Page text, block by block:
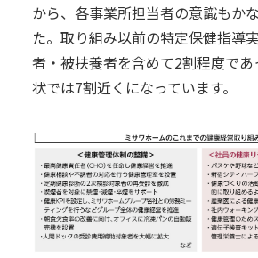
から、各事業所担当者の意識もか
た。取り組み以前の特定保健指導
者・被扶養者を含めて2割程度で
状では7割近くになっています。